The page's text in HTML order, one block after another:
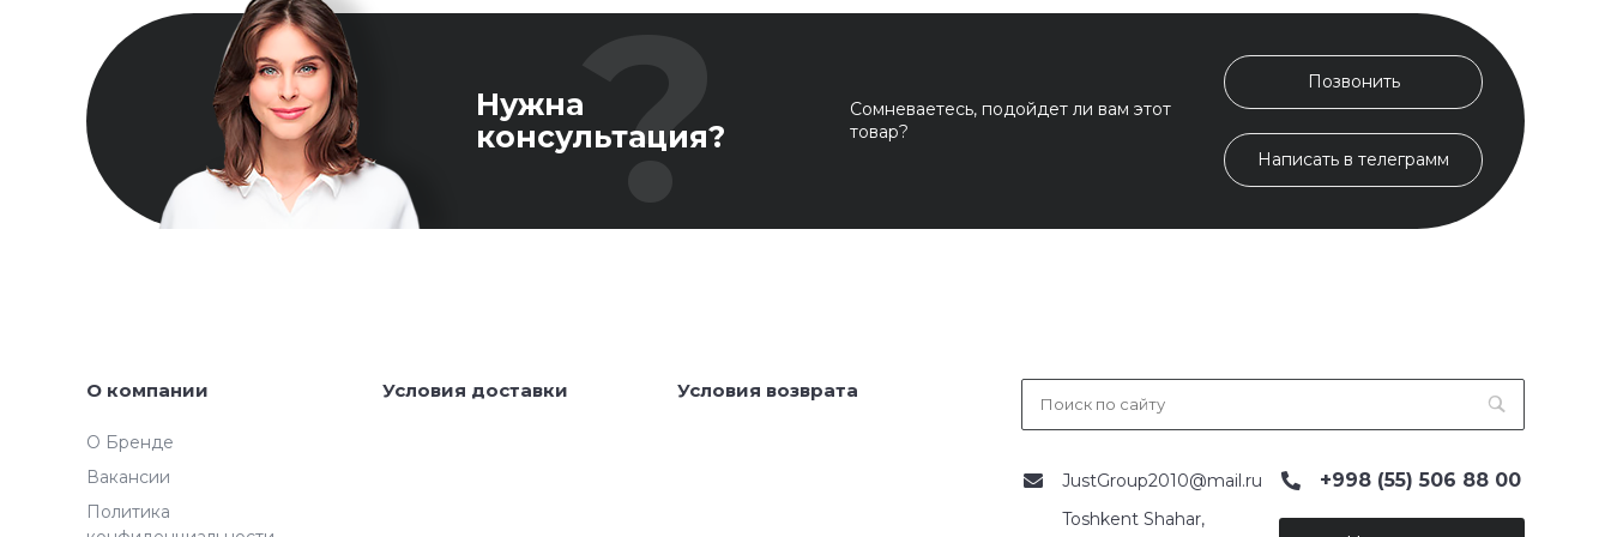
Нужна
консультация?
Сомневаетесь, подойдет ли вам этот
товар?
Позвонить
Написать в телеграмм
О компании
О Бренде
Вакансии
Политика
Условия доставки Условия возврата
JustGroup2010@mail.ru +998 (55) 506 88 00
Toshkent Shahar,